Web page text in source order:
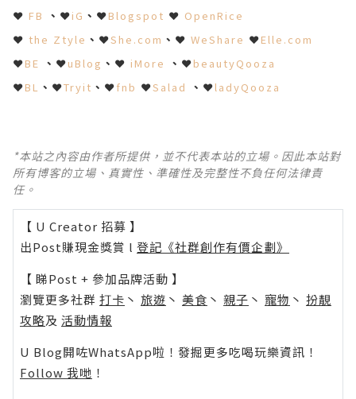
❤ FB 、 ❤iG 、 ❤Blogspot ❤ OpenRice
❤ the Ztyle 、 ❤She.com 、 ❤ WeShare ❤Elle.com
❤BE 、 ❤uBlog 、 ❤ iMore 、 ❤beautyQooza
❤BL 、 ❤Tryit 、 ❤fnb ❤Salad 、 ❤ladyQooza
*本站之內容由作者所提供，並不代表本站的立場。因此本站對
所有博客的立場、真實性、準確性及完整性不負任何法律責
任。
【 U Creator 招募 】
出Post賺現金獎賞 l 登記《社群創作有價企劃》
【 睇Post + 參加品牌活動 】
瀏覽更多社群 打卡 丶 旅遊 丶 美食 丶 親子 丶 寵物 丶 扮靚
攻略及 活動情報
U Blog開咗WhatsApp啦！發掘更多吃喝玩樂資訊！
Follow 我哋 ！